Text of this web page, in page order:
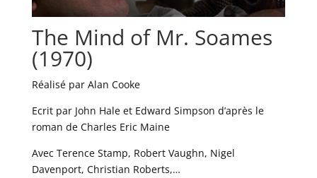
The Mind of Mr. Soames
(1970)
Réalisé par Alan Cooke
Ecrit par John Hale et Edward Simpson d’après le
roman de Charles Eric Maine
Avec Terence Stamp, Robert Vaughn, Nigel
Davenport, Christian Roberts,…